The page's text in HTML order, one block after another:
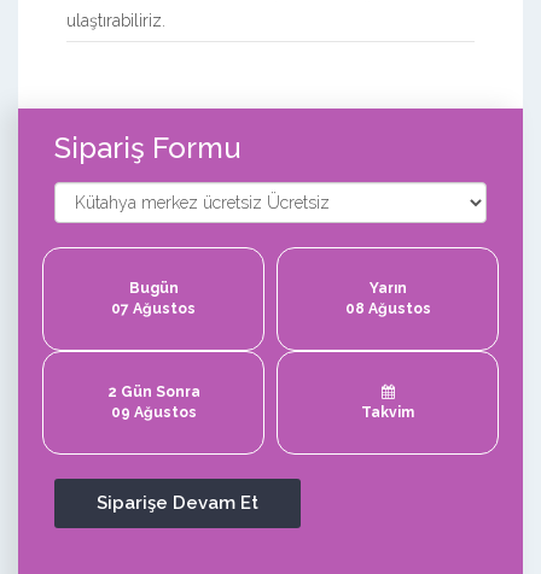
ulaştırabiliriz.
Sipariş Formu
Bugün
07 Ağustos
Yarın
08 Ağustos
2 Gün Sonra
09 Ağustos
Takvim